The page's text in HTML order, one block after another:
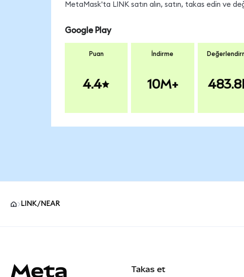
MetaMask'ta LINK satın alın, satın, takas edin ve
Google Play
Puan
4.4
İndirme
10M+
LINK/NEAR
Takas et